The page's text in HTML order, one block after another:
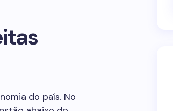
do país. No